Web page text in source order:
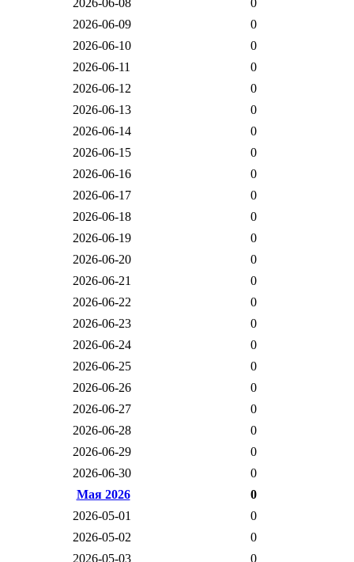
2026-06-09
0
2026-06-10
0
2026-06-11
0
2026-06-12
0
2026-06-13
0
2026-06-14
0
2026-06-15
0
2026-06-16
0
2026-06-17
0
2026-06-18
0
2026-06-19
0
2026-06-20
0
2026-06-21
0
2026-06-22
0
2026-06-23
0
2026-06-24
0
2026-06-25
0
2026-06-26
0
2026-06-27
0
2026-06-28
0
2026-06-29
0
2026-06-30
0
Мая 2026
0
2026-05-01
0
2026-05-02
0
2026-05-03
0